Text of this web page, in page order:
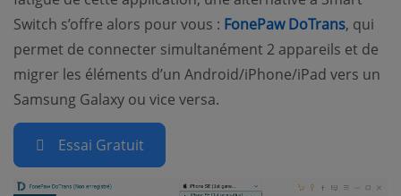
Switch s’offre alors pour vous : FonePaw DoTrans, qui
permet de connecter simultanément 2 appareils et de
migrer les éléments d’un Android/iPhone/iPad vers un
Samsung Galaxy ou vice versa.
Essai Gratuit